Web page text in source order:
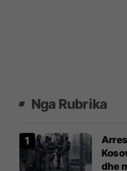
Nga Rubrika
dhe